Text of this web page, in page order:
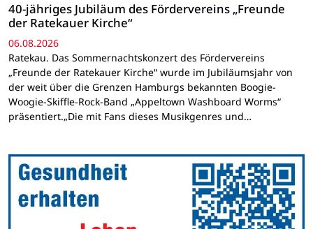
40-jähriges Jubiläum des Fördervereins „Freunde
der Ratekauer Kirche“
06.08.2026
Ratekau. Das Sommernachtskonzert des Fördervereins
„Freunde der Ratekauer Kirche“ wurde im Jubiläumsjahr von
der weit über die Grenzen Hamburgs bekannten Boogie-
Woogie-Skiffle-Rock-Band „Appeltown Washboard Worms“
präsentiert.„Die mit Fans dieses Musikgenres und…